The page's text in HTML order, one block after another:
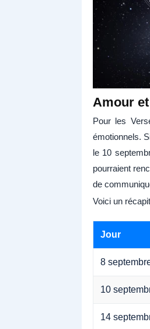
Amour
Pour les
émotionnels.
le 10
pourraient
de
Voici un
Jour
8
10
14